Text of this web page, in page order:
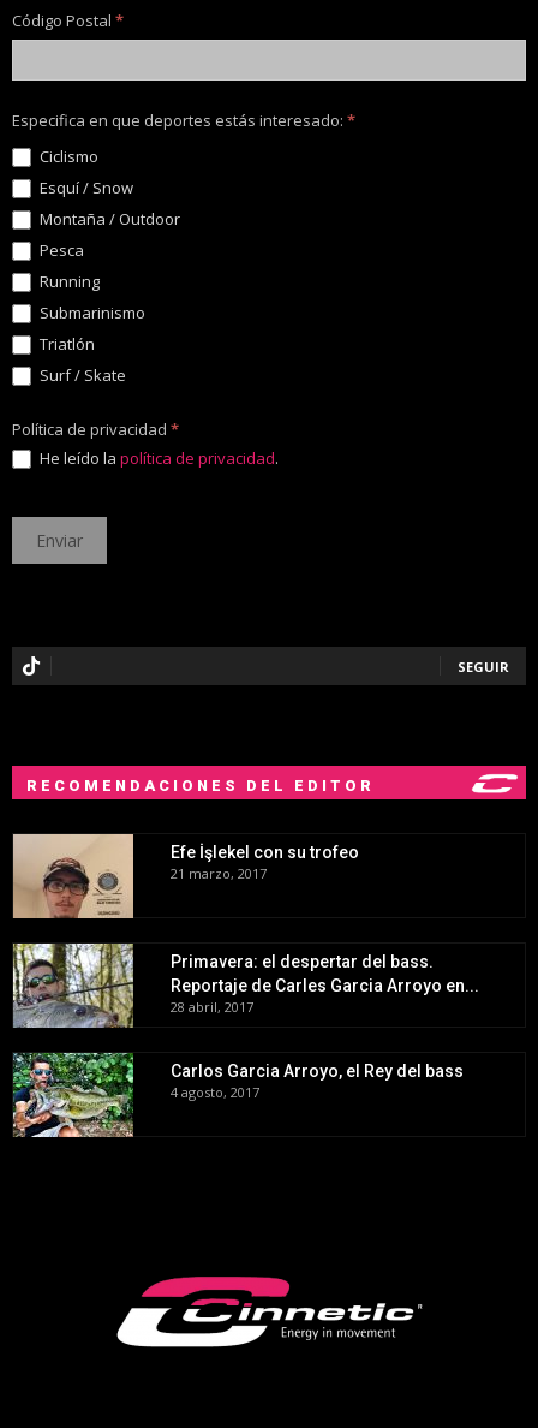
Código Postal *
Especifica en que deportes estás interesado: *
Ciclismo
Esquí / Snow
Montaña / Outdoor
Pesca
Running
Submarinismo
Triatlón
Surf / Skate
Política de privacidad *
He leído la política de privacidad.
SEGUIR
RECOMENDACIONES DEL EDITOR
Efe İşlekel con su trofeo
21 marzo, 2017
Primavera: el despertar del bass.
Reportaje de Carles Garcia Arroyo en...
28 abril, 2017
Carlos Garcia Arroyo, el Rey del bass
4 agosto, 2017